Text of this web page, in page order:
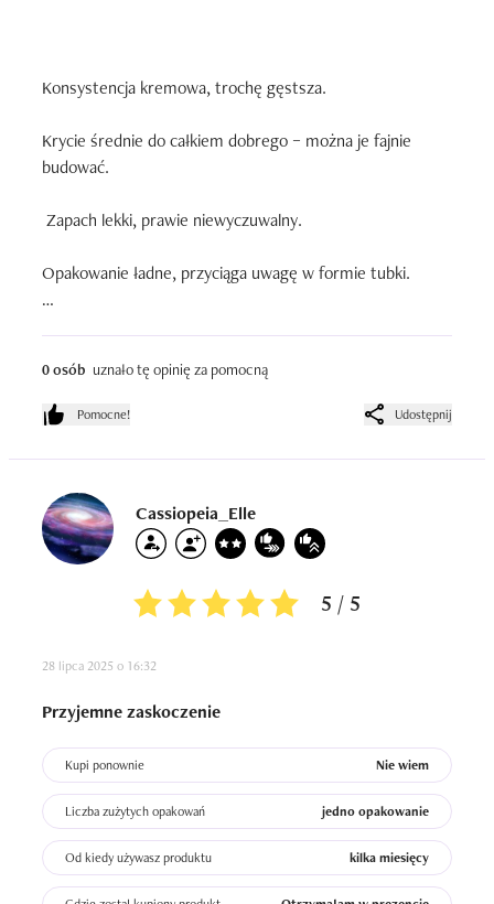
Konsystencja kremowa, trochę gęstsza.
Krycie średnie do całkiem dobrego – można je fajnie
budować.
Zapach lekki, prawie niewyczuwalny.
Opakowanie ładne, przyciąga uwagę w formie tubki.
0 osób uznało tę opinię za pomocną
Pomocne! Udostępnij
Cassiopeia_Elle
5 / 5
28 lipca 2025 o 16:32
Przyjemne zaskoczenie
Kupi ponownie Nie wiem
Liczba zużytych opakowań jedno opakowanie
Od kiedy używasz produktu kilka miesięcy